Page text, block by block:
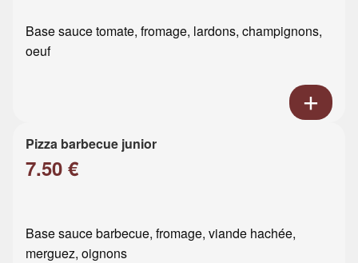
Base sauce tomate, fromage, lardons, champignons,
oeuf
Pizza barbecue junior
7.50 €
Base sauce barbecue, fromage, viande hachée,
merguez, oignons